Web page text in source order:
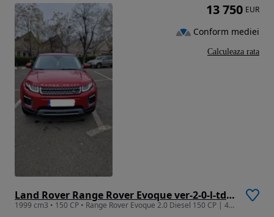
Land Rover Range Rover Evoque ver-2-0-l-td4-se-dynamic
1999 cm3 • 150 CP • Range Rover Evoque 2.0 Diesel 150 CP | 4x4 | Automat | 116.000 km
13 750 EUR
Conform mediei
Calculeaza rata